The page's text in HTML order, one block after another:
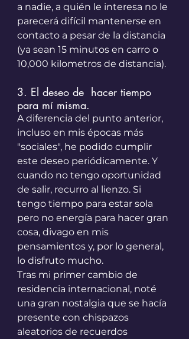
a nadie, a quién le interesa no le
parecerá difícil mantenerse en
contacto a pesar de la distancia
(ya sean 15 minutos en carro o
10,000 kilometros de distancia).
3. El deseo de  hacer tiempo
para mí misma.
A diferencia del punto anterior,
incluso en mis épocas más
"sociales", he podido cumplir
este deseo periódicamente. Y
cuando no tengo oportunidad
de salir, recurro al lienzo. Si
tengo tiempo para estar sola
pero no energía para hacer gran
cosa, divago en mis
pensamientos y, por lo general,
lo disfruto mucho.
Tras mi primer cambio de
residencia internacional, noté
una gran nostalgia que se hacía
presente con chispazos
aleatorios de recuerdos